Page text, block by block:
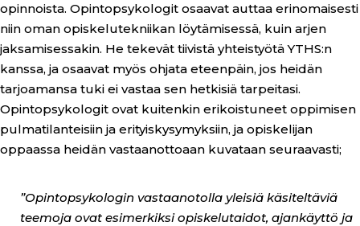
opinnoista. Opintopsykologit osaavat auttaa erinomaisesti
niin oman opiskelutekniikan löytämisessä, kuin arjen
jaksamisessakin. He tekevät tiivistä yhteistyötä YTHS:n
kanssa, ja osaavat myös ohjata eteenpäin, jos heidän
tarjoamansa tuki ei vastaa sen hetkisiä tarpeitasi.
Opintopsykologit ovat kuitenkin erikoistuneet oppimisen
pulmatilanteisiin ja erityiskysymyksiin, ja opiskelijan
oppaassa heidän vastaanottoaan kuvataan seuraavasti;
”Opintopsykologin vastaanotolla yleisiä käsiteltäviä
teemoja ovat esimerkiksi opiskelutaidot, ajankäyttö ja